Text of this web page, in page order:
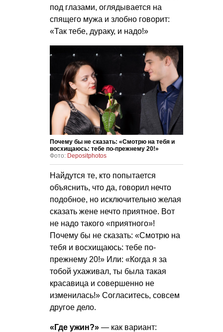
под глазами, оглядывается на
спящего мужа и злобно говорит:
«Так тебе, дураку, и надо!»
Почему бы не сказать: «Смотрю на тебя и
восхищаюсь: тебе по-прежнему 20!»
Фото: Depositphotos
Найдутся те, кто попытается
объяснить, что да, говорил нечто
подобное, но исключительно желая
сказать жене нечто приятное. Вот
не надо такого «приятного»!
Почему бы не сказать: «Смотрю на
тебя и восхищаюсь: тебе по-
прежнему 20!» Или: «Когда я за
тобой ухаживал, ты была такая
красавица и совершенно не
изменилась!» Согласитесь, совсем
другое дело.
«Где ужин?» — как вариант: